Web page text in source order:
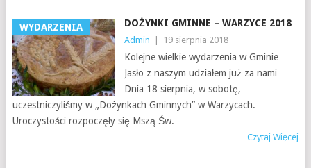
WYDARZENIA DOŻYNKI GMINNE – WARZYCE 2018
Admin 19 sierpnia 2018
Kolejne wielkie wydarzenia w Gminie
Jasło z naszym udziałem już za nami…
Dnia 18 sierpnia, w sobotę,
uczestniczyliśmy w „Dożynkach Gminnych” w Warzycach.
Uroczystości rozpoczęły się Mszą Św.
Czytaj Więcej